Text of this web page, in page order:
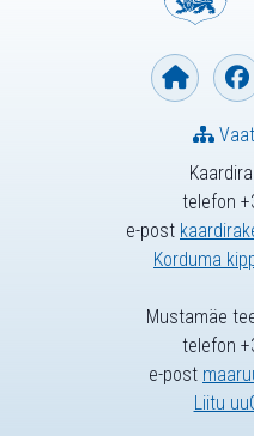
telefon
e-post
Korduma
Mustamäe
telefon
e-post
Liitu